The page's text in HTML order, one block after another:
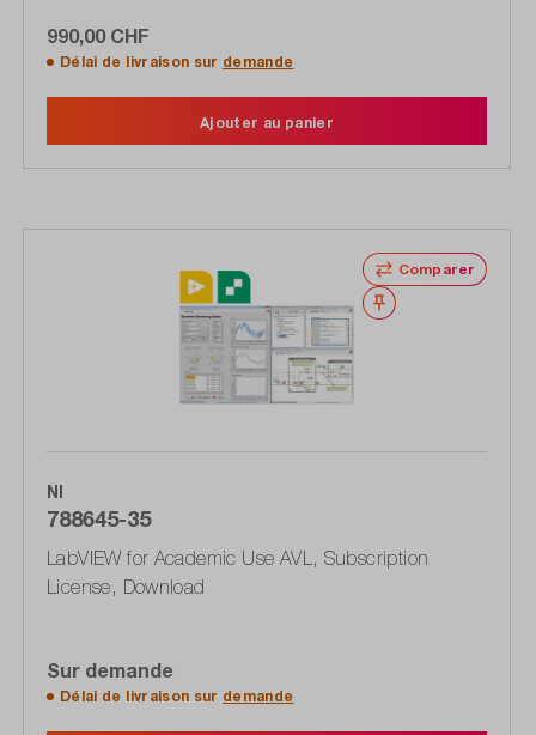
990,00 CHF
Délai de livraison sur demande
Ajouter au panier
Comparer
Noter
NI
788645-35
LabVIEW for Academic Use AVL, Subscription
License, Download
Sur demande
Délai de livraison sur demande